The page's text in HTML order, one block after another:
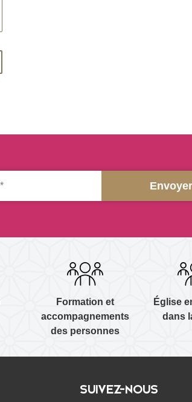
Formation et
accompagnements
des personnes
Église
dans
SUIVEZ-NOUS